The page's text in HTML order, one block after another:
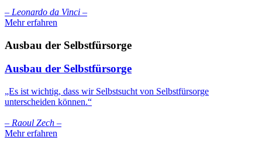
– Leonardo da Vinci –
Mehr erfahren
Ausbau der Selbstfürsorge
Ausbau der Selbstfürsorge
„Es ist wichtig, dass wir Selbstsucht von Selbstfürsorge
unterscheiden können.“
– Raoul Zech –
Mehr erfahren